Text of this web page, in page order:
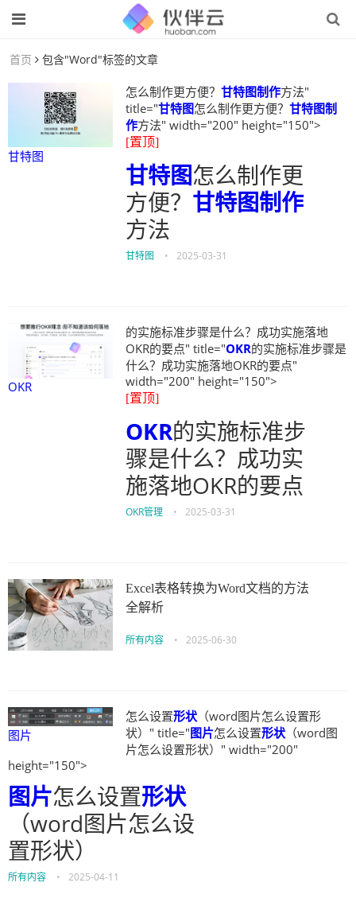
首页 包含"Word"标签的文章
甘特图
怎么制作更方便？ 甘特图制作方法"
title="甘特图怎么制作更方便？ 甘特图制
作方法" width="200" height="150">
[置顶]
甘特图怎么制作更
方便？ 甘特图制作
方法
甘特图 • 2025-03-31
OKR
的实施标准步骤是什么？成功实施落地
OKR的要点" title="OKR的实施标准步骤是
什么？成功实施落地OKR的要点"
width="200" height="150">
[置顶]
OKR的实施标准步
骤是什么？成功实
施落地OKR的要点
OKR管理 • 2025-03-31
Excel表格转换为Word文档的方法
全解析
所有内容 • 2025-06-30
图片
怎么设置形状 （word图片怎么设置形
状）" title="图片怎么设置形状 （word图
片怎么设置形状）" width="200"
height="150">
图片怎么设置形状
（word图片怎么设
置形状）
所有内容 • 2025-04-11